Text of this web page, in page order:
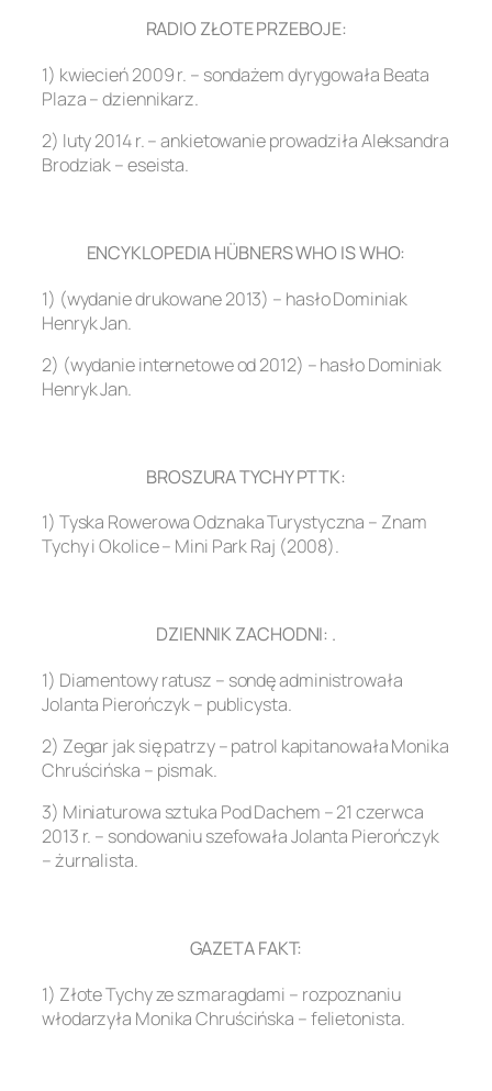
RADIO ZŁOTE PRZEBOJE:
1) kwiecień 2009 r. – sondażem dyrygowała Beata
Plaza – dziennikarz.
2) luty 2014 r. – ankietowanie prowadziła Aleksandra
Brodziak – eseista.
ENCYKLOPEDIA HÜBNERS WHO IS WHO:
1) (wydanie drukowane 2013) – hasło Dominiak
Henryk Jan.
2) (wydanie internetowe od 2012) – hasło Dominiak
Henryk Jan.
BROSZURA TYCHY PTTK:
1) Tyska Rowerowa Odznaka Turystyczna – Znam
Tychy i Okolice – Mini Park Raj (2008).
DZIENNIK ZACHODNI: .
1) Diamentowy ratusz – sondę administrowała
Jolanta Pierończyk – publicysta.
2) Zegar jak się patrzy – patrol kapitanowała Monika
Chruścińska – pismak.
3) Miniaturowa sztuka Pod Dachem – 21 czerwca
2013 r. – sondowaniu szefowała Jolanta Pierończyk
– żurnalista.
GAZETA FAKT:
1) Złote Tychy ze szmaragdami – rozpoznaniu
włodarzyła Monika Chruścińska – felietonista.